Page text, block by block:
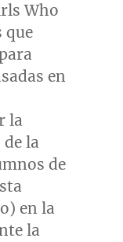
Who
que
en
la
la
de
en la
la